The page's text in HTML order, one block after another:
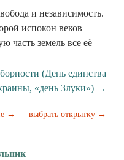
и независимость.
испокон веков
часть земель все её
(День единства
«день Злуки») →
выбрать открытку →
→